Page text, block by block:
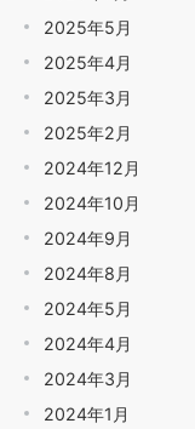
2025年5月
2025年4月
2025年3月
2025年2月
2024年12月
2024年10月
2024年9月
2024年8月
2024年5月
2024年4月
2024年3月
2024年1月